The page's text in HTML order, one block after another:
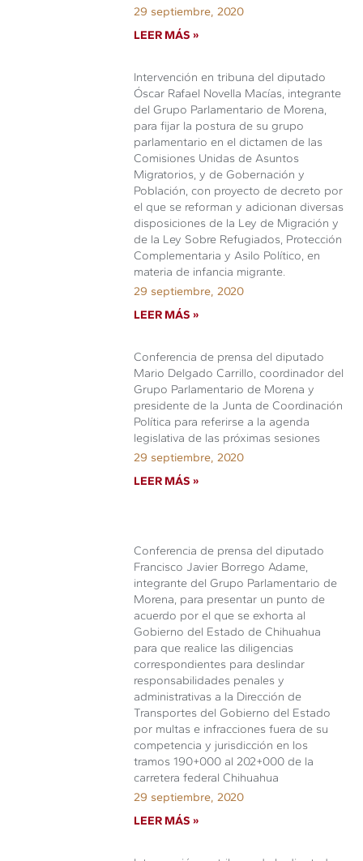
29 septiembre, 2020
LEER MÁS »
Intervención en tribuna del diputado
Óscar Rafael Novella Macías, integrante
del Grupo Parlamentario de Morena,
para fijar la postura de su grupo
parlamentario en el dictamen de las
Comisiones Unidas de Asuntos
Migratorios, y de Gobernación y
Población, con proyecto de decreto por
el que se reforman y adicionan diversas
disposiciones de la Ley de Migración y
de la Ley Sobre Refugiados, Protección
Complementaria y Asilo Político, en
materia de infancia migrante.
29 septiembre, 2020
LEER MÁS »
Conferencia de prensa del diputado
Mario Delgado Carrillo, coordinador del
Grupo Parlamentario de Morena y
presidente de la Junta de Coordinación
Política para referirse a la agenda
legislativa de las próximas sesiones
29 septiembre, 2020
LEER MÁS »
Conferencia de prensa del diputado
Francisco Javier Borrego Adame,
integrante del Grupo Parlamentario de
Morena, para presentar un punto de
acuerdo por el que se exhorta al
Gobierno del Estado de Chihuahua
para que realice las diligencias
correspondientes para deslindar
responsabilidades penales y
administrativas a la Dirección de
Transportes del Gobierno del Estado
por multas e infracciones fuera de su
competencia y jurisdicción en los
tramos 190+000 al 202+000 de la
carretera federal Chihuahua
29 septiembre, 2020
LEER MÁS »